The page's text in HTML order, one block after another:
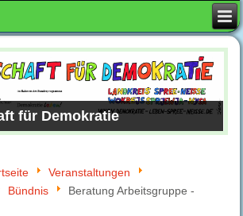
für Demokratie
Veranstaltungen
Bündnis
Beratung Arbeitsgruppe -